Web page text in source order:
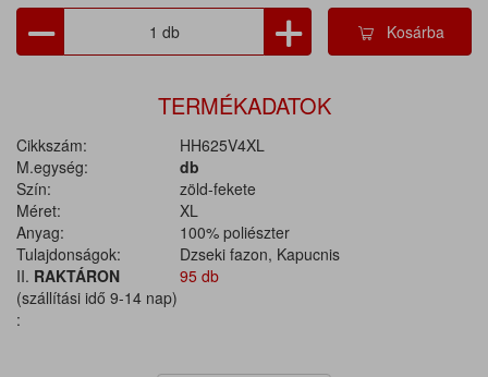
Kosárba
TERMÉKADATOK
Cikkszám:
HH625V4XL
M.egység:
db
Szín:
zöld-fekete
Méret:
XL
Anyag:
100% poliészter
Tulajdonságok:
Dzseki fazon, Kapucnis
II. RAKTÁRON
(szállítási idő 9-14 nap)
:
95 db